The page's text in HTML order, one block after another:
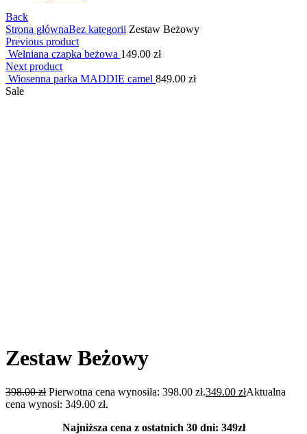
Back
Strona głównaBez kategorii Zestaw Beżowy
Previous product
Wełniana czapka beżowa 149.00 zł
Next product
Wiosenna parka MADDIE camel 849.00 zł
Sale
Zestaw Beżowy
398.00zł Pierwotna cena wynosiła: 398.00 zł.349.00 złAktualna
cena wynosi: 349.00 zł.
Najniższa cena z ostatnich 30 dni: 349zł